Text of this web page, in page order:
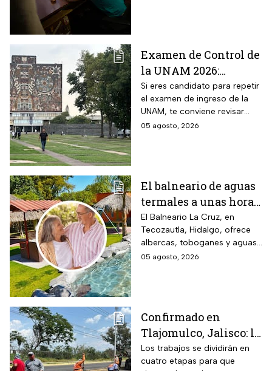
Examen de Control de
la UNAM 2026:
¿Cuántos aciertos
piden en las carreras
más solicitadas?
Si eres candidato para repetir
el examen de ingreso de la
UNAM, te conviene revisar
cuántos aciertos deberás de
05 agosto, 2026
El balneario de aguas
termales a unas horas
de Naucalpan con
entrada desde $100
pesos para este grupo
de adultos mayores
El Balneario La Cruz, en
Tecozautla, Hidalgo, ofrece
albercas, toboganes y aguas
termales, con tarifas
05 agosto, 2026
Confirmado en
Tlajomulco, Jalisco: la
avenida Jesús Michel
(ex 8 de Julio) seguirá
Los trabajos se dividirán en
cuatro etapas para que